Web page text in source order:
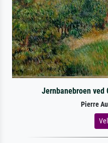
Jernbanebroen
Pierre